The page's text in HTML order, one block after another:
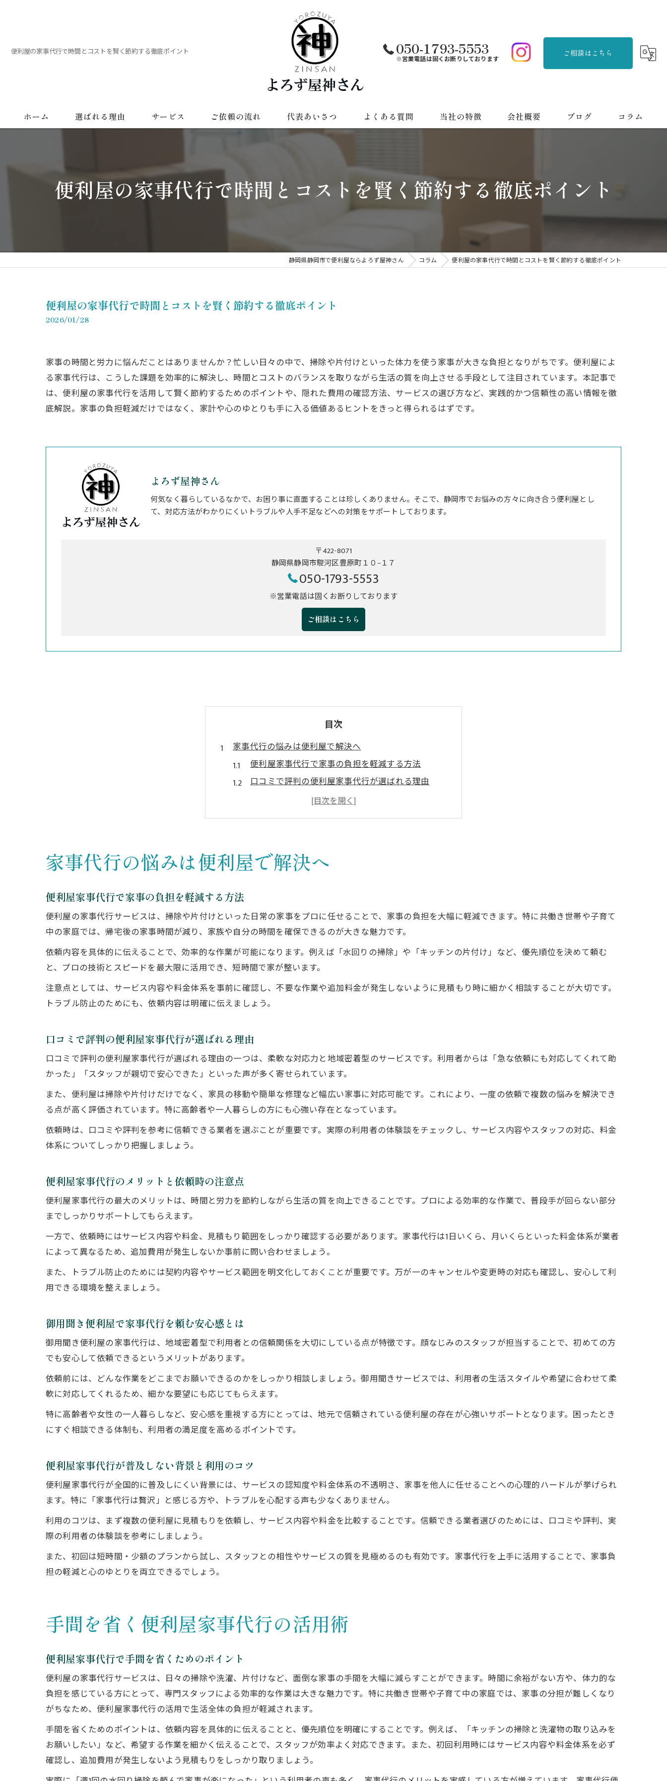
便利屋の家事代行で時間とコストを賢く節約する徹底ポイント 050-1793-5553
※営業電話は固くお断りしております
ご相談はこちら
ホーム 選ばれる理由 サービス ご依頼の流れ 代表あいさつ よくある質問 当社の特徴
不用品回収
会社概要 ブログ コラム
便利屋の家事代行で時間とコストを賢く節約する徹底ポイント
静岡県静岡市で便利屋ならよろず屋神さん コラム 便利屋の家事代行で時間とコストを賢く節約する徹底ポイント
便利屋の家事代行で時間とコストを賢く節約する徹底ポイント
2026/01/28
家事の時間と労力に悩んだことはありませんか？忙しい日々の中で、掃除や片付けといった体力を使う家事が大きな負担となりがちです。便利屋によ
る家事代行は、こうした課題を効率的に解決し、時間とコストのバランスを取りながら生活の質を向上させる手段として注目されています。本記事で
は、便利屋の家事代行を活用して賢く節約するためのポイントや、隠れた費用の確認方法、サービスの選び方など、実践的かつ信頼性の高い情報を徹
底解説。家事の負担軽減だけではなく、家計や心のゆとりも手に入る価値あるヒントをきっと得られるはずです。
よろず屋神さん
何気なく暮らしているなかで、お困り事に直面することは珍しくありません。そこで、静岡市でお悩みの方々に向き合う便利屋とし
て、対応方法がわかりにくいトラブルや人手不足などへの対策をサポートしております。
〒422-8071
静岡県静岡市駿河区豊原町１０−１７
050-1793-5553
※営業電話は固くお断りしております
ご相談はこちら
目次
家事代行の悩みは便利屋で解決へ
便利屋家事代行で家事の負担を軽減する方法
口コミで評判の便利屋家事代行が選ばれる理由
便利屋家事代行のメリットと依頼時の注意点
御用聞き便利屋で家事代行を頼む安心感とは
手間を省く便利屋家事代行の活用術
便利屋家事代行で手間を省くためのポイント
家事代行トラブルを回避する便利屋活用術
御用聞き便利屋で快適な家事代行を体験しよう
時間もコストも節約したいなら便利屋
便利屋家事代行で時間とコストを両立する方法
便利屋家事代行の料金相場と選び方のポイント
コスパ重視で選ぶ便利屋家事代行の賢い活用術
便利屋家事代行の定期利用で得られる節約効果
掃除や片付けを任せる安心の便利屋
掃除や片付けに強い便利屋家事代行の特徴
便利屋家事代行で水回りも徹底的にきれいに
女性に人気の便利屋家事代行スタッフの魅力
便利屋家事代行で安心して任せるための心得
評判や口コミから選ぶ便利屋家事代行のコツ
家事代行トラブルを避ける便利屋選びの基準
女性スタッフ対応可能な便利屋家事代行の選び方
体力的な負担軽減に役立つ便利屋家事代行
便利屋家事代行のスタッフが行う重労働の特徴
家事代行の悩みは便利屋で解決へ
便利屋家事代行で家事の負担を軽減する方法
便利屋の家事代行サービスは、掃除や片付けといった日常の家事をプロに任せることで、家事の負担を大幅に軽減できます。特に共働き世帯や子育て
中の家庭では、帰宅後の家事時間が減り、家族や自分の時間を確保できるのが大きな魅力です。
依頼内容を具体的に伝えることで、効率的な作業が可能になります。例えば「水回りの掃除」や「キッチンの片付け」など、優先順位を決めて頼む
と、プロの技術とスピードを最大限に活用でき、短時間で家が整います。
注意点としては、サービス内容や料金体系を事前に確認し、不要な作業や追加料金が発生しないように見積もり時に細かく相談することが大切です。
トラブル防止のためにも、依頼内容は明確に伝えましょう。
口コミで評判の便利屋家事代行が選ばれる理由
口コミで評判の便利屋家事代行が選ばれる理由の一つは、柔軟な対応力と地域密着型のサービスです。利用者からは「急な依頼にも対応してくれて助
かった」「スタッフが親切で安心できた」といった声が多く寄せられています。
また、便利屋は掃除や片付けだけでなく、家具の移動や簡単な修理など幅広い家事に対応可能です。これにより、一度の依頼で複数の悩みを解決でき
る点が高く評価されています。特に高齢者や一人暮らしの方にも心強い存在となっています。
依頼時は、口コミや評判を参考に信頼できる業者を選ぶことが重要です。実際の利用者の体験談をチェックし、サービス内容やスタッフの対応、料金
体系についてしっかり把握しましょう。
便利屋家事代行のメリットと依頼時の注意点
便利屋家事代行の最大のメリットは、時間と労力を節約しながら生活の質を向上できることです。プロによる効率的な作業で、普段手が回らない部分
までしっかりサポートしてもらえます。
一方で、依頼時にはサービス内容や料金、見積もり範囲をしっかり確認する必要があります。家事代行は1日いくら、月いくらといった料金体系が業者
によって異なるため、追加費用が発生しないか事前に問い合わせましょう。
また、トラブル防止のためには契約内容やサービス範囲を明文化しておくことが重要です。万が一のキャンセルや変更時の対応も確認し、安心して利
用できる環境を整えましょう。
御用聞き便利屋で家事代行を頼む安心感とは
御用聞き便利屋の家事代行は、地域密着型で利用者との信頼関係を大切にしている点が特徴です。顔なじみのスタッフが担当することで、初めての方
でも安心して依頼できるというメリットがあります。
依頼前には、どんな作業をどこまでお願いできるのかをしっかり相談しましょう。御用聞きサービスでは、利用者の生活スタイルや希望に合わせて柔
軟に対応してくれるため、細かな要望にも応じてもらえます。
特に高齢者や女性の一人暮らしなど、安心感を重視する方にとっては、地元で信頼されている便利屋の存在が心強いサポートとなります。困ったとき
にすぐ相談できる体制も、利用者の満足度を高めるポイントです。
便利屋家事代行が普及しない背景と利用のコツ
便利屋家事代行が全国的に普及しにくい背景には、サービスの認知度や料金体系の不透明さ、家事を他人に任せることへの心理的ハードルが挙げられ
ます。特に「家事代行は贅沢」と感じる方や、トラブルを心配する声も少なくありません。
利用のコツは、まず複数の便利屋に見積もりを依頼し、サービス内容や料金を比較することです。信頼できる業者選びのためには、口コミや評判、実
際の利用者の体験談を参考にしましょう。
また、初回は短時間・少額のプランから試し、スタッフとの相性やサービスの質を見極めるのも有効です。家事代行を上手に活用することで、家事負
担の軽減と心のゆとりを両立できるでしょう。
手間を省く便利屋家事代行の活用術
便利屋家事代行で手間を省くためのポイント
便利屋の家事代行サービスは、日々の掃除や洗濯、片付けなど、面倒な家事の手間を大幅に減らすことができます。時間に余裕がない方や、体力的な
負担を感じている方にとって、専門スタッフによる効率的な作業は大きな魅力です。特に共働き世帯や子育て中の家庭では、家事の分担が難しくなり
がちなため、便利屋家事代行の活用で生活全体の負担が軽減されます。
手間を省くためのポイントは、依頼内容を具体的に伝えることと、優先順位を明確にすることです。例えば、「キッチンの掃除と洗濯物の取り込みを
お願いしたい」など、希望する作業を細かく伝えることで、スタッフが効率よく対応できます。また、初回利用時にはサービス内容や料金体系を必ず
確認し、追加費用が発生しないよう見積もりをしっかり取りましょう。